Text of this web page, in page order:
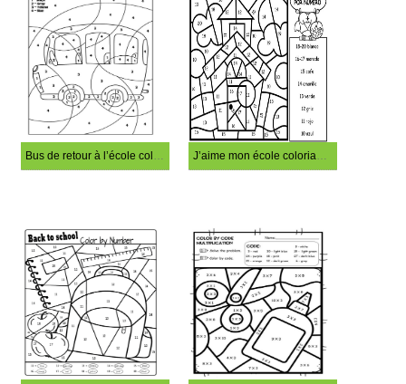
Bus de retour à l’école coloriage magique J’aime mon école coloriage magique